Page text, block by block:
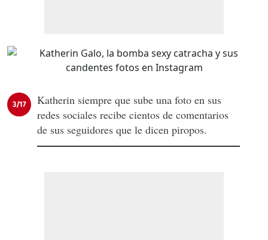
3/17
Katherin siempre que sube una foto en sus
redes sociales recibe cientos de comentarios
de sus seguidores que le dicen piropos.